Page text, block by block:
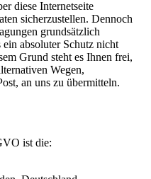
diese Internetseite
sicherzustellen. Dennoch
grundsätzlich
ein absoluter Schutz nicht
Grund steht es Ihnen frei,
Wegen,
an uns zu übermitteln.
ist die: